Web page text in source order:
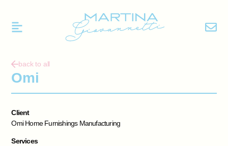
back to all
Omi
Client
Omi Home Furnishings Manufacturing
Services